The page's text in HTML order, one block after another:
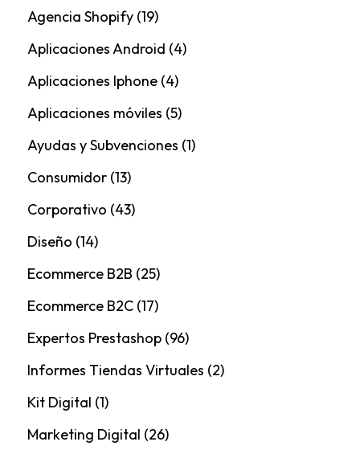
Agencia Shopify(19)
Aplicaciones Android (4)
Aplicaciones Iphone(4)
Aplicaciones móviles (5)
Ayudas y Subvenciones (1)
Consumidor(13)
Corporativo (43)
Diseño (14)
Ecommerce B2B (25)
Ecommerce B2C(17)
Expertos Prestashop(96)
Informes Tiendas Virtuales (2)
Kit Digital (1)
Marketing Digital (26)